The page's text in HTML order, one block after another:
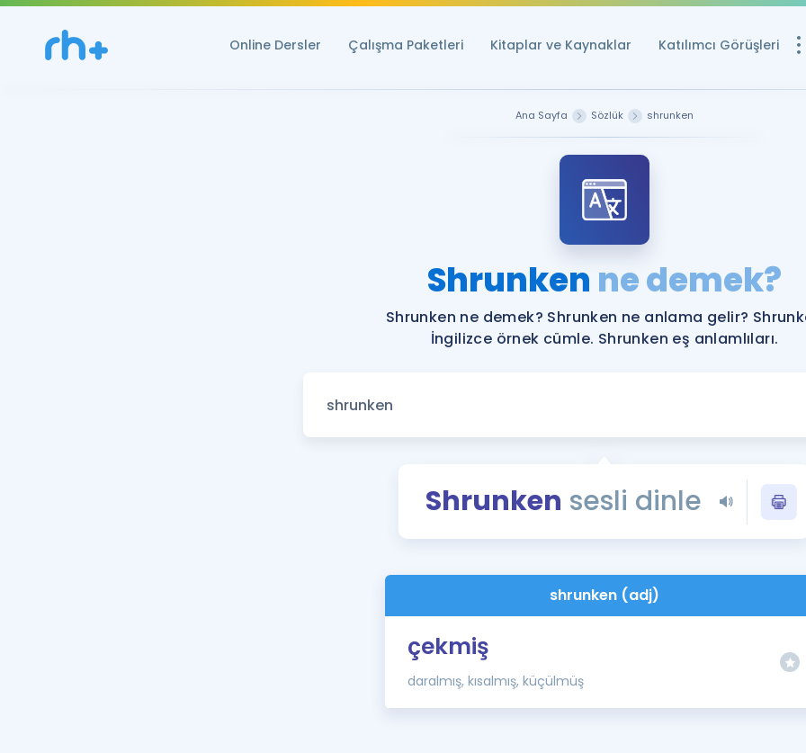
Online Dersler Çalışma Paketleri Kitaplar ve Kaynaklar Katılımcı Görüşleri
YDS ve YÖKDİL
YDS ve YÖKDİL'e
Tüm ÖSYM
YDS - YÖKDİL
İngilizce Gramer
Ana Sayfa Sözlük shrunken
Shrunken ne demek?
Shrunken ne demek? Shrunken ne anlama gelir?
İngilizce örnek cümle. Shrunken eş anlamlıları.
Shrunken sesli dinle
shrunken (adj)
çekmiş
daralmış, kısalmış, küçülmüş